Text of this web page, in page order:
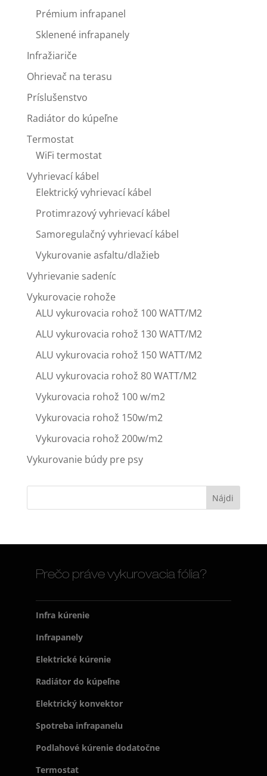
Prémium infrapanel
Sklenené infrapanely
Infražiariče
Ohrievač na terasu
Príslušenstvo
Radiátor do kúpeľne
Termostat
WiFi termostat
Vyhrievací kábel
Elektrický vyhrievací kábel
Protimrazový vyhrievací kábel
Samoregulačný vyhrievací kábel
Vykurovanie asfaltu/dlažieb
Vyhrievanie sadeníc
Vykurovacie rohože
ALU vykurovacia rohož 100 WATT/M2
ALU vykurovacia rohož 130 WATT/M2
ALU vykurovacia rohož 150 WATT/M2
ALU vykurovacia rohož 80 WATT/M2
Vykurovacia rohož 100 w/m2
Vykurovacia rohož 150w/m2
Vykurovacia rohož 200w/m2
Vykurovanie búdy pre psy
Prečo práve vykurovacia fólia?
Infra kúrenie
Infrapanely
Elektrické kúrenie
Radiátor do kúpeľne
Elektrický konvektor
Spotreba infrapanelu
Podlahové kúrenie dodatočne
Termostat